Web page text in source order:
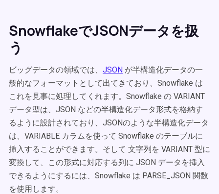
SnowflakeでJSONデータを扱
う
ビッグデータの領域では、 JSON が半構造化データの一
般的なフォーマットとして出てきており、Snowflake は
これを見事に処理してくれます。Snowflake の VARIANT
データ型は、JSON などの半構造化データ形式を格納す
るように設計されており、JSONのような半構造化データ
は、VARIABLE カラムを使って Snowflake のテーブルに
挿入することができます。そして 文字列を VARIANT 型に
変換して、この形式に対応する列に JSON データを挿入
できるようにするには、Snowflake は PARSE_JSON 関数
を使用します。